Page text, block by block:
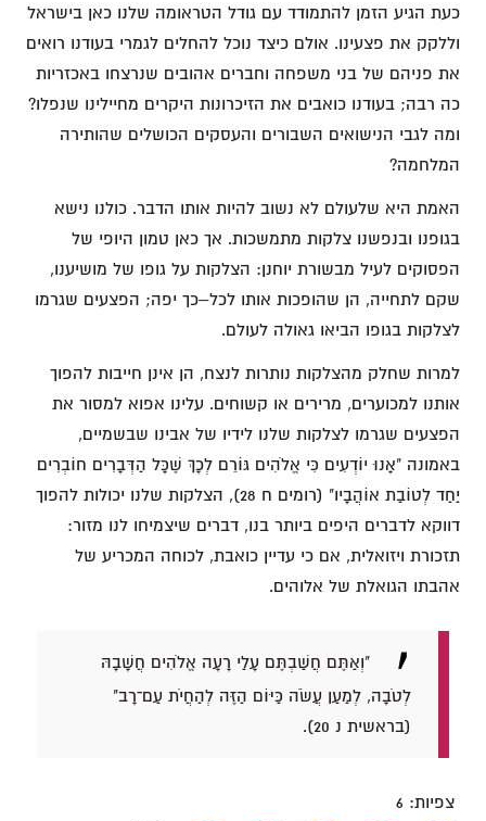
כעת הגיע הזמן להתמודד עם גודל הטראומה שלנו כאן בישראל
וללקק את פצעינו. אולם כיצד נוכל להחלים לגמרי בעודנו רואים
את פניהם של בני משפחה וחברים אהובים שנרצחו באכזריות
כה רבה; בעודנו כואבים את הזיכרונות היקרים מחיילינו שנפלו?
ומה לגבי הנישואים השבורים והעסקים הכושלים שהותירה
המלחמה?
האמת היא שלעולם לא נשוב להיות אותו הדבר. כולנו נישא
בגופנו ובנפשנו צלקות מתמשכות. אך כאן טמון היופי של
הפסוקים לעיל מבשורת יוחנן: הצלקות על גופו של מושיענו,
שקם לתחייה, הן שהופכות אותו לכל–כך יפה; הפצעים שגרמו
לצלקות בגופו הביאו גאולה לעולם.
למרות שחלק מהצלקות נותרות לנצח, הן אינן חייבות להפוך
אותנו למכוערים, מרירים או קשוחים. עלינו אפוא למסור את
הפצעים שגרמו לצלקות שלנו לידיו של אבינו שבשמיים,
באמונה "אָנוּ יוֹדְעִים כִּי אֱלֹהִים גּוֹרֵם לְכָךְ שֶׁכָּל הַדְּבָרִים חוֹבְרִים
יַחַד לְטוֹבַת אוֹהֲבָיו" (רומים ח 28), הצלקות שלנו יכולות להפוך
דווקא לדברים היפים ביותר בנו, דברים שיצמיחו לנו מזור:
תזכורת ויזואלית, אם כי עדיין כואבת, לכוחה המכריע של
אהבתו הגואלת של אלוהים.
"וְאַתֶּם חֲשַׁבְתֶּם עָלַי רָעָה אֱלֹהִים חֲשָׁבָהּ
לְטֹבָה, לְמַעַן עֲשֹׂה כַּיּוֹם הַזֶּה לְהַחֲיֹת עַם־רָב"
(בראשית נ 20).
צפיות: 6